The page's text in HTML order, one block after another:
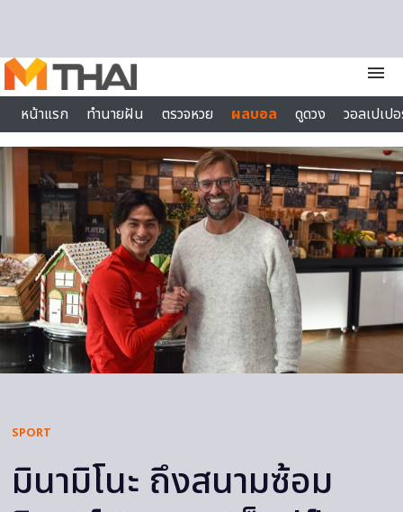
menu
หน้าแรก
ทำนายฝัน ตรวจหวย ผลบอล ดูดวง
วอลเปเป
ไลฟ์สไตล์
SPORT
มินามิโนะ ถึงสนามซ้อม